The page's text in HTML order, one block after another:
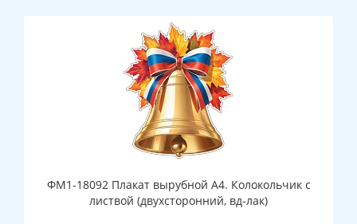
ФМ1-18092 Плакат вырубной А4. Колокольчик с
листвой (двухсторонний, вд-лак)